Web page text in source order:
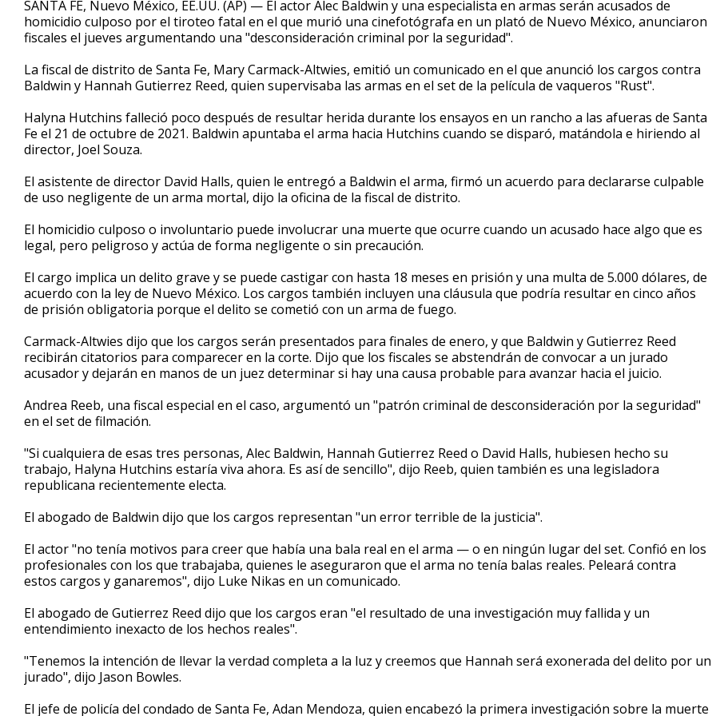
of
48
secondsVolume
SANTA FE, Nuevo México, EE.UU. (AP) — El actor Alec Baldwin y una especialista en armas serán acusados de
homicidio culposo por el tiroteo fatal en el que murió una cinefotógrafa en un plató de Nuevo México, anunciaron
fiscales el jueves argumentando una "desconsideración criminal por la seguridad".
La fiscal de distrito de Santa Fe, Mary Carmack-Altwies, emitió un comunicado en el que anunció los cargos contra
Baldwin y Hannah Gutierrez Reed, quien supervisaba las armas en el set de la película de vaqueros "Rust".
Halyna Hutchins falleció poco después de resultar herida durante los ensayos en un rancho a las afueras de Santa
Fe el 21 de octubre de 2021. Baldwin apuntaba el arma hacia Hutchins cuando se disparó, matándola e hiriendo al
director, Joel Souza.
El asistente de director David Halls, quien le entregó a Baldwin el arma, firmó un acuerdo para declararse culpable
de uso negligente de un arma mortal, dijo la oficina de la fiscal de distrito.
El homicidio culposo o involuntario puede involucrar una muerte que ocurre cuando un acusado hace algo que es
legal, pero peligroso y actúa de forma negligente o sin precaución.
El cargo implica un delito grave y se puede castigar con hasta 18 meses en prisión y una multa de 5.000 dólares, de
acuerdo con la ley de Nuevo México. Los cargos también incluyen una cláusula que podría resultar en cinco años
de prisión obligatoria porque el delito se cometió con un arma de fuego.
Carmack-Altwies dijo que los cargos serán presentados para finales de enero, y que Baldwin y Gutierrez Reed
recibirán citatorios para comparecer en la corte. Dijo que los fiscales se abstendrán de convocar a un jurado
acusador y dejarán en manos de un juez determinar si hay una causa probable para avanzar hacia el juicio.
Andrea Reeb, una fiscal especial en el caso, argumentó un "patrón criminal de desconsideración por la seguridad"
en el set de filmación.
"Si cualquiera de esas tres personas, Alec Baldwin, Hannah Gutierrez Reed o David Halls, hubiesen hecho su
trabajo, Halyna Hutchins estaría viva ahora. Es así de sencillo", dijo Reeb, quien también es una legisladora
republicana recientemente electa.
El abogado de Baldwin dijo que los cargos representan "un error terrible de la justicia".
El actor "no tenía motivos para creer que había una bala real en el arma — o en ningún lugar del set. Confió en los
profesionales con los que trabajaba, quienes le aseguraron que el arma no tenía balas reales. Peleará contra
estos cargos y ganaremos", dijo Luke Nikas en un comunicado.
El abogado de Gutierrez Reed dijo que los cargos eran "el resultado de una investigación muy fallida y un
entendimiento inexacto de los hechos reales".
"Tenemos la intención de llevar la verdad completa a la luz y creemos que Hannah será exonerada del delito por un
jurado", dijo Jason Bowles.
El jefe de policía del condado de Santa Fe, Adan Mendoza, quien encabezó la primera investigación sobre la muerte